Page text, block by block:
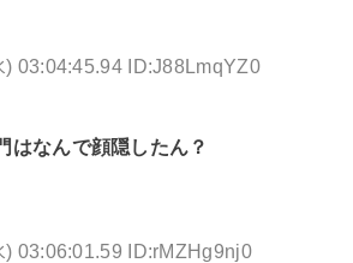
) 03:04:45.94 ID:J88LmqYZ0
はなんで顔隠したん？
) 03:06:01.59 ID:rMZHg9nj0